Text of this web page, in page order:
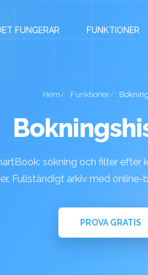
FUNGERAR FUNKTIONER
Hem Funktioner
sökning och filter efter
Fullständigt arkiv med
PROVA GRATIS